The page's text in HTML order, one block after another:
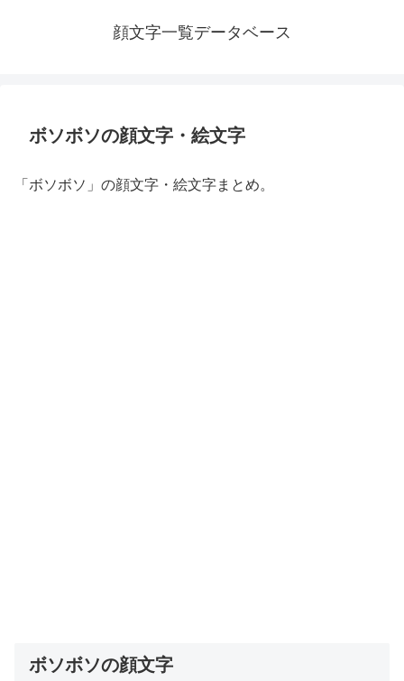
顔文字一覧データベース
ボソボソの顔文字・絵文字
「ボソボソ」の顔文字・絵文字まとめ。
ボソボソの顔文字